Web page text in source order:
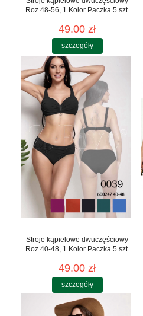
Roz 48-56, 1 Kolor Paczka 5 szt.
49.00 zł
szczegóły
Stroje kąpielowe dwuczęściowy
Roz 40-48, 1 Kolor Paczka 5 szt.
49.00 zł
szczegóły